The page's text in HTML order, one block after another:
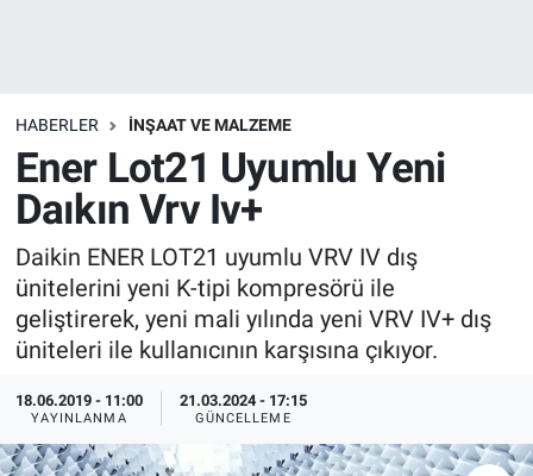
HABERLER İNŞAAT VE MALZEME
Ener Lot21 Uyumlu Yeni
Daıkın Vrv Iv+
Daikin ENER LOT21 uyumlu VRV IV dış
ünitelerini yeni K-tipi kompresörü ile
geliştirerek, yeni mali yılında yeni VRV IV+ dış
üniteleri ile kullanıcının karşısına çıkıyor.
18.06.2019 - 11:00
YAYINLANMA
21.03.2024 - 17:15
GÜNCELLEME
Depolama Çözümleri
İnşaat ve Malzeme
HaberOrtak
EndüstriST
Endüstri 4.0 Uygulamaları